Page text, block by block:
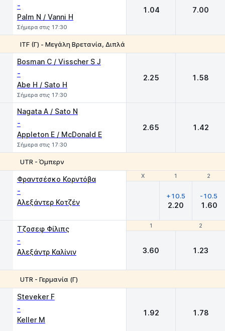
-
Palm N / Vanni H
Σήμερα στις 17:30
1.04 7.00
ΙTF (Γ) - Μεγάλη Βρετανία, Διπλά
Bosman C / Visscher S J
-
Abe H / Sato H
Σήμερα στις 17:30
2.25 1.58
Nagata A / Sato N
-
Appleton E / McDonald E
Σήμερα στις 17:30
2.65 1.42
UTR - Όμπερν
Χ 1 2
Φραντσέσκο Κορντόβα
-
Αλεξάντερ Κοτζέν
Χ 1 2
+10.5
2.20
-10.5
1.60
1 2
Τζοσεφ Φίλιπς
-
Αλεξάντρ Καλίνιν
1 2
3.60 1.23
UTR - Γερμανία (Γ)
Steveker F
-
Keller M
1.92 1.78